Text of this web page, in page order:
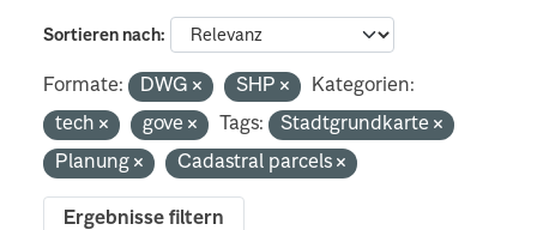
Sortieren nach
Formate: DWG SHP
Kategorien:
tech
gove Tags:
Stadtgrundkarte
Planung
Cadastral parcels
Ergebnisse filtern